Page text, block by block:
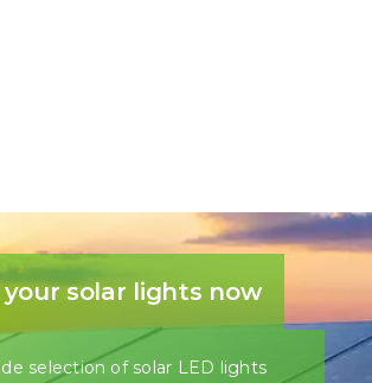
solar lights now
selection of solar LED lights